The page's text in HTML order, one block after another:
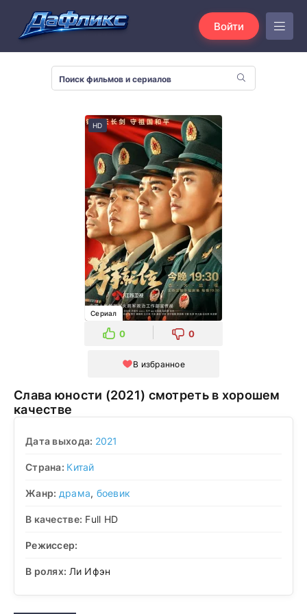
Войти
HD
Сериал
0 0
В избранное
Слава юности (2021) смотреть в хорошем
качестве
Дата выхода: 2021
Страна: Китай
Жанр: драма, боевик
В качестве: Full HD
Режиссер:
В ролях: Ли Ифэн